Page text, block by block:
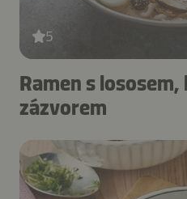
5
Ramen s lososem,
zázvorem